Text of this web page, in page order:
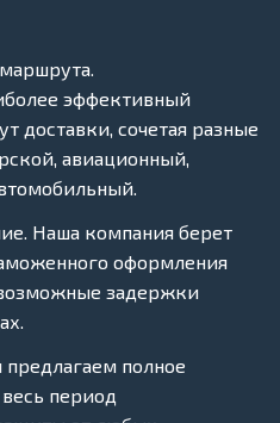
эффективный
доставки, сочетая разные
авиационный,
Наша компания берет
оформления
задержки
полное
период